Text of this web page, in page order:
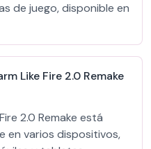
de juego, disponible en
Like Fire 2.0 Remake
2.0 Remake está
en varios dispositivos,